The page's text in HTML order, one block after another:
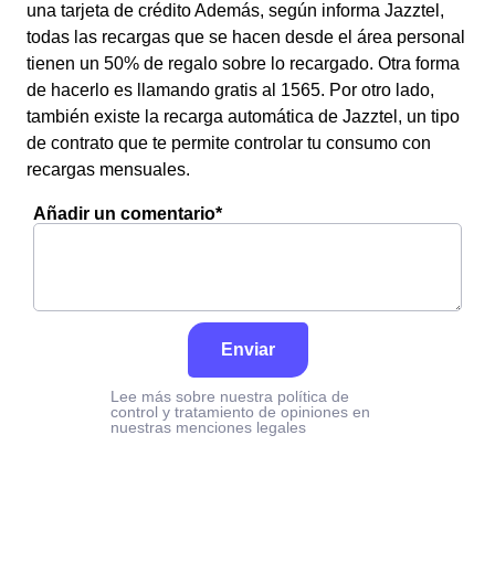
una tarjeta de crédito Además, según informa Jazztel,
todas las recargas que se hacen desde el área personal
tienen un 50% de regalo sobre lo recargado. Otra forma
de hacerlo es llamando gratis al 1565. Por otro lado,
también existe la recarga automática de Jazztel, un tipo
de contrato que te permite controlar tu consumo con
recargas mensuales.
Añadir un comentario*
Enviar
Lee más sobre nuestra política de
control y tratamiento de opiniones en
nuestras menciones legales